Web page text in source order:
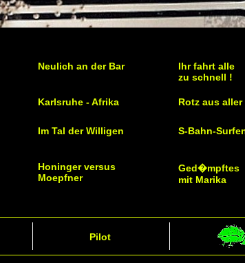
Neulich an der Bar
Karlsruhe - Afrika
Im Tal der Willigen
Honinger versus
Moepfner
Ihr fahrt alle
zu schnell !
Rotz aus aller
S-Bahn-
Ged�mpftes
mit Marika
Pilot